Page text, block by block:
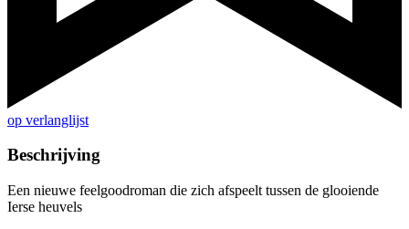
op verlanglijst
Beschrijving
Een nieuwe feelgoodroman die zich afspeelt tussen de glooiende
Ierse heuvels